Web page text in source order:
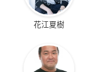
花江夏樹